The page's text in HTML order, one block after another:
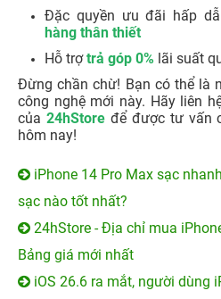
Đặc quyền ưu đãi hấp
hàng thân thiết
Hỗ trợ trả góp 0% lãi suất
Đừng chần chừ! Bạn có thể là
công nghệ mới này. Hãy liên
của 24hStoređể được tư vấn
hôm nay!
iPhone 14 Pro Max sạc
sạc nào tốt nhất?
24hStore - Địa chỉ mua
Bảng giá mới nhất
iOS 26.6 ra mắt, người dùng